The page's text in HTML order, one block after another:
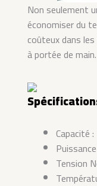
Non seulement
économiser du
coûteux dans
à portée de main.
Capacité
Tension